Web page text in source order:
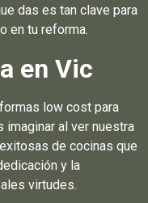
das es tan clave para
en tu reforma.
en Vic
low cost para
imaginar al ver nuestra
de cocinas que
y la
virtudes.